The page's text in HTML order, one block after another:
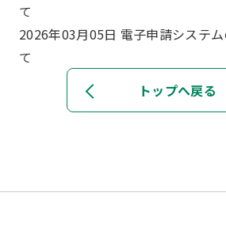
て
2026年03月05日 電子申請システムの計画停止につい
て
トップへ戻る